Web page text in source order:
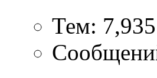
Тем: 7,935